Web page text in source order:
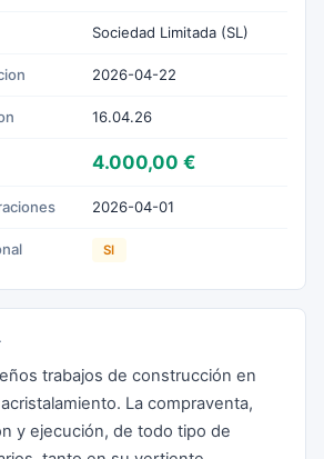
Sociedad Limitada (SL)
2026-04-22
16.04.26
4.000,00 €
2026-04-01
SI
trabajos de construcción en
La compraventa,
y ejecución, de todo tipo de